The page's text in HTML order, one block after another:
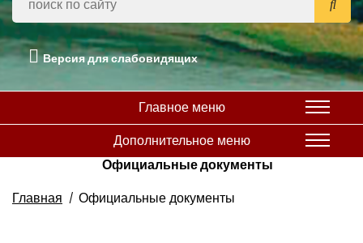
Версия для слабовидящих
Главное меню
Дополнительное меню
Официальные документы
Главная
Официальные документы